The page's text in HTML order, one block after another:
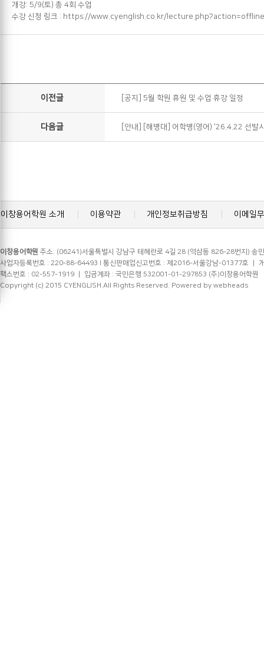
개강: 5/9(토) 총 4회 수업
수강 신청 링크 : https://www.cyenglish.co.kr/
이전글 [공지] 5월 학원 휴원 및 수업 휴강 일정
다음글 [안내] [해병대] 어학병(영어) '26.4.22 선
이창용어학원 소개 이용약관 개인정보취급방침 이메일
이창용어학원 주소: (06241)서울특별시 강남구 테헤란로 4길 28 (역삼동 826-28번지) 송
사업자등록번호 : 220-88-64493 l 통신판매업신고번호 : 제2016-서울강남-01377호
팩스번호 : 02-557-1919 ㅣ 입금계좌 : 국민은행 532001-01-297853 (주)이창용어학원
Copyright (c) 2015 CYENGLISH.All Rights Reserved. Powered by webheads